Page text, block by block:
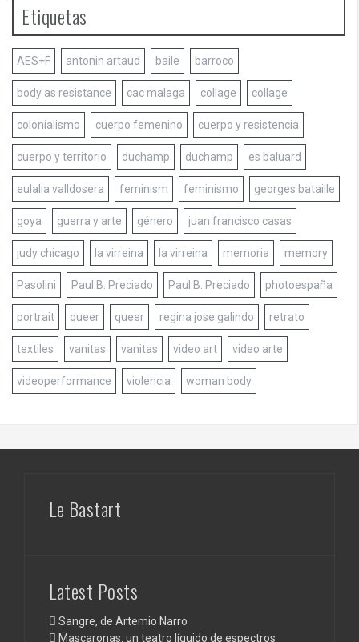
Etiquetas
AES+F antonin artaud baile barroco
body as resistance cac malaga collage collage
colonialismo cuerpo femenino cuerpo y resistencia
cuerpo y territorio duchamp duchamp es baluard
eulalia valldosera feminism feminismo georges bataille
goya guerra y arte género juan francisco casas
judy chicago la virreina la virreina memoria memory
Pasolini Paul B. Preciado Paul B. Preciado photoespaña
portrait queer queer regina jose galindo retrato
textiles vanitas vanitas video art video arte
videoperformance violencia woman body
Le Bastart
Latest Posts
Sangre, de Artemio Narro
Mascaronas: un teatro líquido de espectros